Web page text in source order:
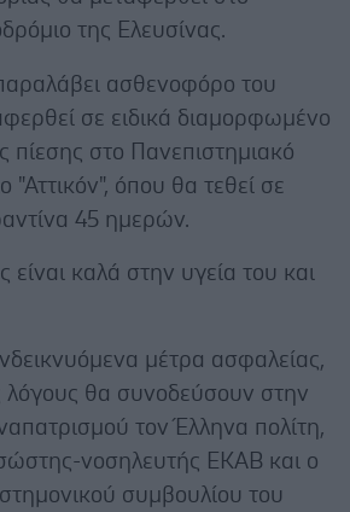
της Ελευσίνας.
ασθενοφόρο του
σε ειδικά διαμορφωμένο
πίεσης στο Πανεπιστημιακό
"Αττικόν", όπου θα τεθεί σε
45 ημερών.
είναι καλά στην υγεία του και
μέτρα ασφαλείας,
λόγους θα συνοδεύσουν στην
τον Έλληνα πολίτη,
νοσηλευτής ΕΚΑΒ και ο
συμβουλίου του